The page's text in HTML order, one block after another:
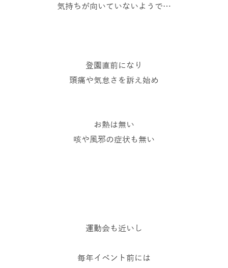
気持ちが向いていないようで…
登園直前になり
頭痛や気怠さを訴え始め
お熱は無い
咳や風邪の症状も無い
運動会も近いし
毎年イベント前には